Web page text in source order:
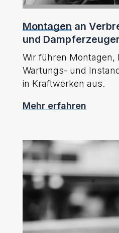
Montagenan
und
Wir führen Montagen,
Wartungs- und
in Kraftwerken aus.
Mehr erfahren